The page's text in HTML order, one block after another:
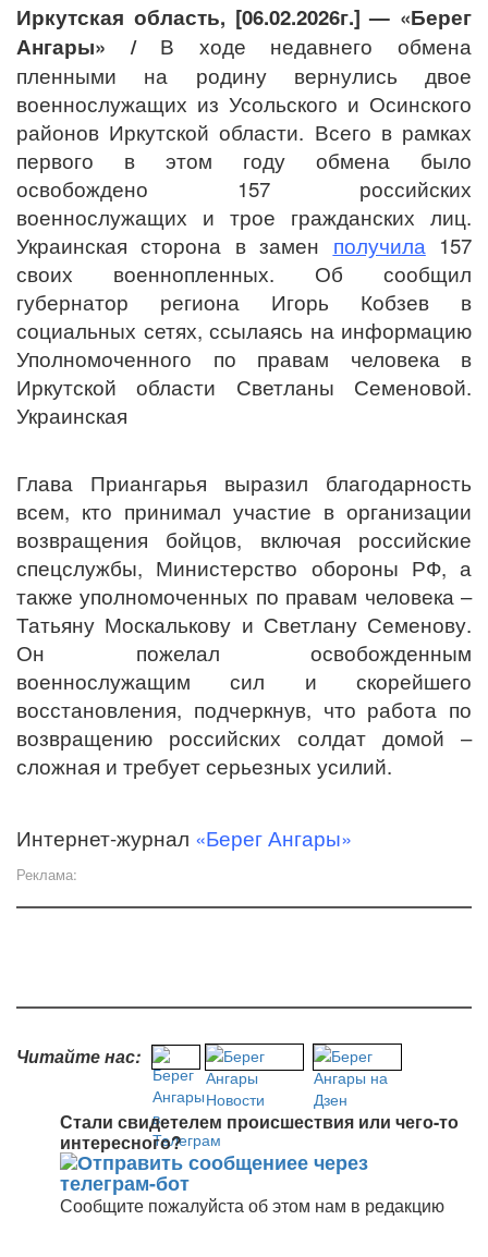
Иркутская область, [06.02.2026г.] — «Берег
Ангары» /В ходе недавнего обмена
пленными на родину вернулись двое
военнослужащих из Усольского и Осинского
районов Иркутской области. Всего в рамках
первого в этом году обмена было
освобождено 157 российских
военнослужащих и трое гражданских лиц.
Украинская сторона в замен получила 157
своих военнопленных. Об сообщил
губернатор региона Игорь Кобзев в
социальных сетях, ссылаясь на информацию
Уполномоченного по правам человека в
Иркутской области Светланы Семеновой.
Украинская
Глава Приангарья выразил благодарность
всем, кто принимал участие в организации
возвращения бойцов, включая российские
спецслужбы, Министерство обороны РФ, а
также уполномоченных по правам человека –
Татьяну Москалькову и Светлану Семенову.
Он пожелал освобожденным
военнослужащим сил и скорейшего
восстановления, подчеркнув, что работа по
возвращению российских солдат домой –
сложная и требует серьезных усилий.
Интернет-журнал «Берег Ангары»
Реклама:
Читайте нас:
Стали свидетелем происшествия или чего-то
интересного?
Сообщите пожалуйста об этом нам в редакцию